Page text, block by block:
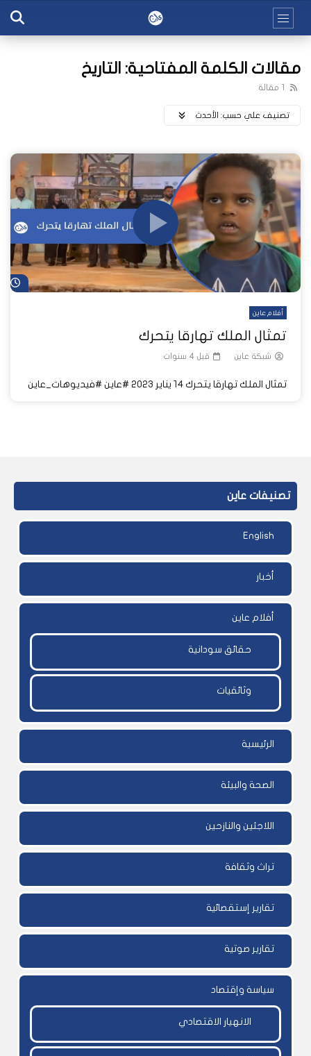
مقالات الكلمة المفتاحية: التاريخ
1 مقالة
تصنيف علي حسب: اﻷحدث
أفلام عاين
تمثال الملك تهارقا يتحرك
شبكة عاين قبل 4 سنوات
تمثال الملك تهارقا يتحرك ١٤ يناير ٢٠٢٣ #عاين #فيديوهات_عاين
تصنيفات عاين
English
أخبار
أفلام عاين
حقائق سودانية
وثائقيات
الرئيسية
الصحة والبيئة
اللاجئين والنازحين
تراث وثقافة
تقارير إستقصائية
تقارير صوتية
سياسة وإقتصاد
الانهيار الاقتصادي